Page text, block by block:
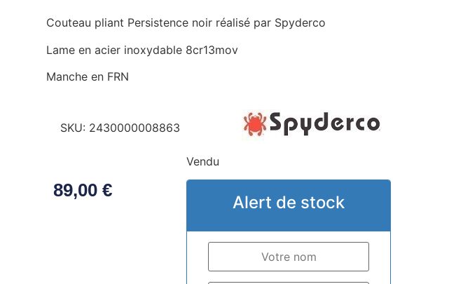
Couteau pliant Persistence noir réalisé par Spyderco
Lame en acier inoxydable 8cr13mov
Manche en FRN
SKU: 2430000008863
89,00 €
Vendu
Alert de stock